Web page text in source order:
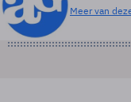
Meer van